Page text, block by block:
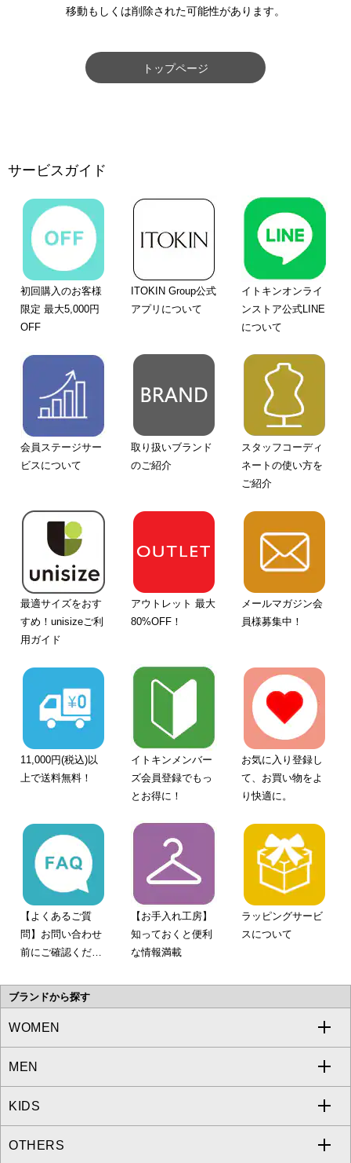
移動もしくは削除された可能性があります。
トップページ
サービスガイド
初回購入のお客様
限定 最大5,000円
OFF
ITOKIN Group公式
アプリについて
イトキンオンライ
ンストア公式LINE
について
会員ステージサー
ビスについて
取り扱いブランド
のご紹介
スタッフコーディ
ネートの使い方を
ご紹介
最適サイズをおす
すめ！unisizeご利
用ガイド
アウトレット 最大
80%OFF！
メールマガジン会
員様募集中！
11,000円(税込)以
上で送料無料！
イトキンメンバー
ズ会員登録でもっ
とお得に！
お気に入り登録し
て、お買い物をよ
り快適に。
【よくあるご質
問】お問い合わせ
前にご確認くださ
【お手入れ工房】
知っておくと便利
な情報満載
ラッピングサービ
スについて
ブランドから探す
WOMEN
a.v.v
MICHEL KLEIN
MK MICHEL KLEIN
MEN
a.v.v
MICHEL KLEIN HOMME
KIDS
a.v.v
OTHERS